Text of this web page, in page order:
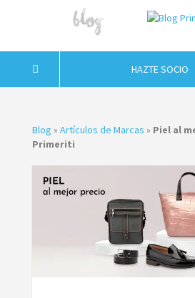
HAZTE SOCIO
Blog » Artículos de Marcas » Piel al
Primeriti